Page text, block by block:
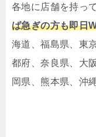
各地に店舗を持っ
ば急ぎの方も即日
海道、福島県、東
都府、奈良県、大
岡県、熊本県、沖